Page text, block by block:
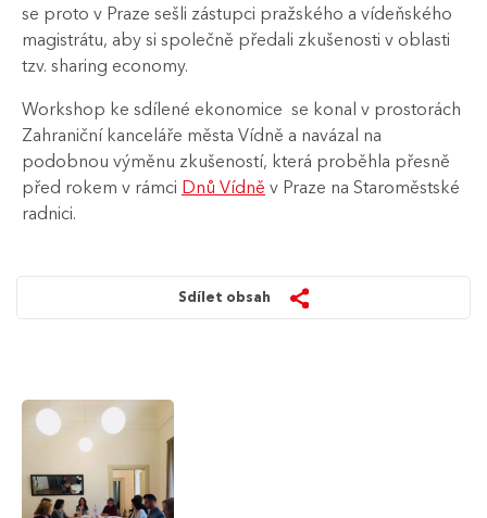
se proto v Praze sešli zástupci pražského a vídeňského
magistrátu, aby si společně předali zkušenosti v oblasti
tzv. sharing economy.
Workshop ke sdílené ekonomice se konal v prostorách
Zahraniční kanceláře města Vídně a navázal na
podobnou výměnu zkušeností, která proběhla přesně
před rokem v rámci Dnů Vídně v Praze na Staroměstské
radnici.
Sdílet obsah